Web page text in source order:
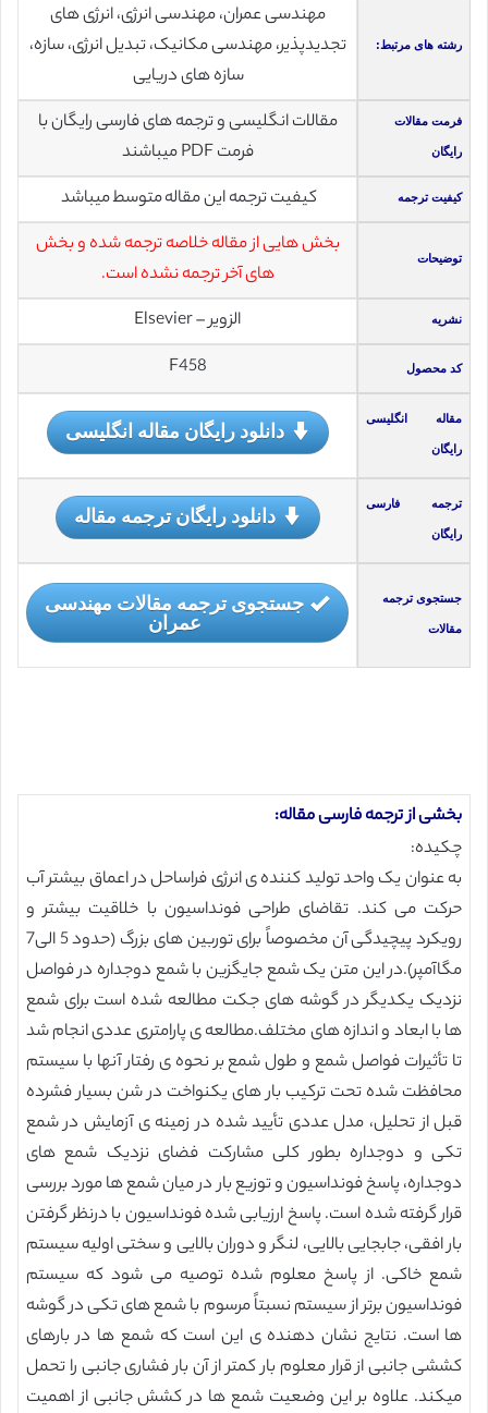
رشته های مرتبط:
مهندسی عمران، مهندسی انرژی، انرژی های
تجدیدپذیر، مهندسی مکانیک، تبدیل انرژی، سازه،
سازه های دریایی
فرمت مقالات
رایگان
مقالات انگلیسی و ترجمه های فارسی رایگان با
فرمت PDF میباشند
کیفیت ترجمه کیفیت ترجمه این مقاله متوسط میباشد
توضیحات
بخش هایی از مقاله خلاصه ترجمه شده و بخش
های آخر ترجمه نشده است.
نشریه الزویر – Elsevier
کد محصول F458
مقاله انگلیسی
رایگان
دانلود رایگان مقاله انگلیسی
ترجمه فارسی
رایگان
دانلود رایگان ترجمه مقاله
جستجوی ترجمه
مقالات
جستجوی ترجمه مقالات مهندسی
عمران
بخشی از ترجمه فارسی مقاله:
چکیده:
به عنوان یک واحد تولید کننده ی انرژی فراساحل در اعماق بیشتر آب
حرکت می کند. تقاضای طراحی فونداسیون با خلاقیت بیشتر و
رویکرد پیچیدگی آن مخصوصاً برای توربین های بزرگ (حدود 5 الی7
مگاآمپر).در این متن یک شمع جایگزین با شمع دوجداره در فواصل
نزدیک یکدیگر در گوشه های جکت مطالعه شده است برای شمع
ها با ابعاد و اندازه های مختلف.مطالعه ی پارامتری عددی انجام شد
تا تأثیرات فواصل شمع و طول شمع بر نحوه ی رفتار آنها با سیستم
محافظت شده تحت ترکیب بار های یکنواخت در شن بسیار فشرده
قبل از تحلیل، مدل عددی تأیید شده در زمینه ی آزمایش در شمع
تکی و دوجداره بطور کلی مشارکت فضای نزدیک شمع های
دوجداره، پاسخ فونداسیون و توزیع بار در میان شمع ها مورد بررسی
قرار گرفته شده است. پاسخ ارزیابی شده فونداسیون با درنظر گرفتن
بار افقی، جابجایی بالایی، لنگر و دوران بالایی و سختی اولیه سیستم
شمع خاکی. از پاسخ معلوم شده توصیه می شود که سیستم
فونداسیون برتر از سیستم نسبتاً مرسوم با شمع های تکی در گوشه
ها است. نتایج نشان دهنده ی این است که شمع ها در بارهای
کششی جانبی از قرار معلوم بار کمتر از آن بار فشاری جانبی را تحمل
میکند. علاوه بر این وضعیت شمع ها در کشش جانبی از اهمیت